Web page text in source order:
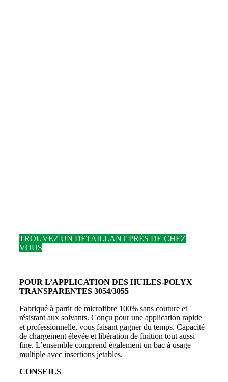
TROUVEZ UN DÉTAILLANT PRÈS DE CHEZ
VOUS
POUR L’APPLICATION DES HUILES-POLYX
TRANSPARENTES 3054/3055
Fabriqué à partir de microfibre 100% sans couture et
résistant aux solvants. Conçu pour une application rapide
et professionnelle, vous faisant gagner du temps. Capacité
de chargement élevée et libération de finition tout aussi
fine. L’ensemble comprend également un bac à usage
multiple avec insertions jetables.
CONSEILS